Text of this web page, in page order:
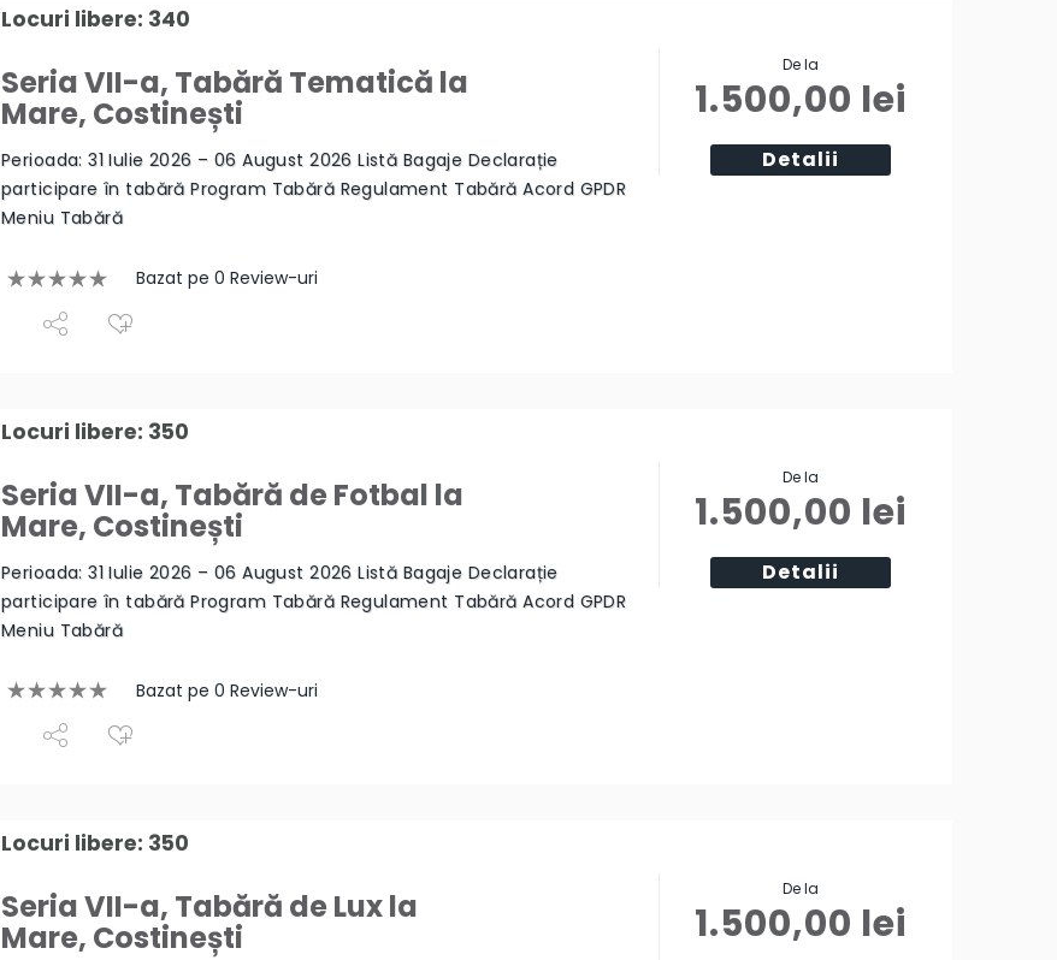
Locuri libere: 340
Seria VII-a, Tabără Tematică la
Mare, Costinești
Perioada: 31 Iulie 2026 – 06 August 2026 Listă Bagaje Declarație
participare în tabără Program Tabără Regulament Tabără Acord GPDR
Meniu Tabără
Bazat pe 0 Review-uri
De la
1.500,00 lei
Detalii
Locuri libere: 350
Seria VII-a, Tabără de Fotbal la
Mare, Costinești
Perioada: 31 Iulie 2026 – 06 August 2026 Listă Bagaje Declarație
participare în tabără Program Tabără Regulament Tabără Acord GPDR
Meniu Tabără
Bazat pe 0 Review-uri
De la
1.500,00 lei
Detalii
Locuri libere: 350
Seria VII-a, Tabără de Lux la
Mare, Costinești
De la
1.500,00 lei